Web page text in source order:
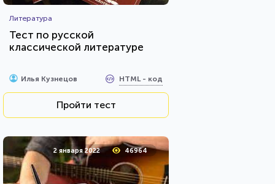
Литература
Тест по русской
классической литературе
Илья Кузнецов HTML - код
Пройти тест
2 января 2022 46964